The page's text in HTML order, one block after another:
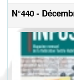
N°440 -